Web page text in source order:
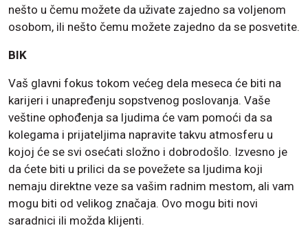
nešto u čemu možete da uživate zajedno sa voljenom
osobom, ili nešto čemu možete zajedno da se posvetite.
BIK
Vaš glavni fokus tokom većeg dela meseca će biti na
karijeri i unapređenju sopstvenog poslovanja. Vaše
veštine ophođenja sa ljudima će vam pomoći da sa
kolegama i prijateljima napravite takvu atmosferu u
kojoj će se svi osećati složno i dobrodošlo. Izvesno je
da ćete biti u prilici da se povežete sa ljudima koji
nemaju direktne veze sa vašim radnim mestom, ali vam
mogu biti od velikog značaja. Ovo mogu biti novi
saradnici ili možda klijenti.